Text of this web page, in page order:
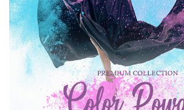
Please select
Free Powder Overlay #22
Small 800*533px